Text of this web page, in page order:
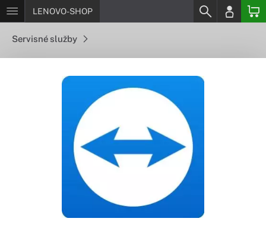
LENOVO-SHOP
Servisné služby